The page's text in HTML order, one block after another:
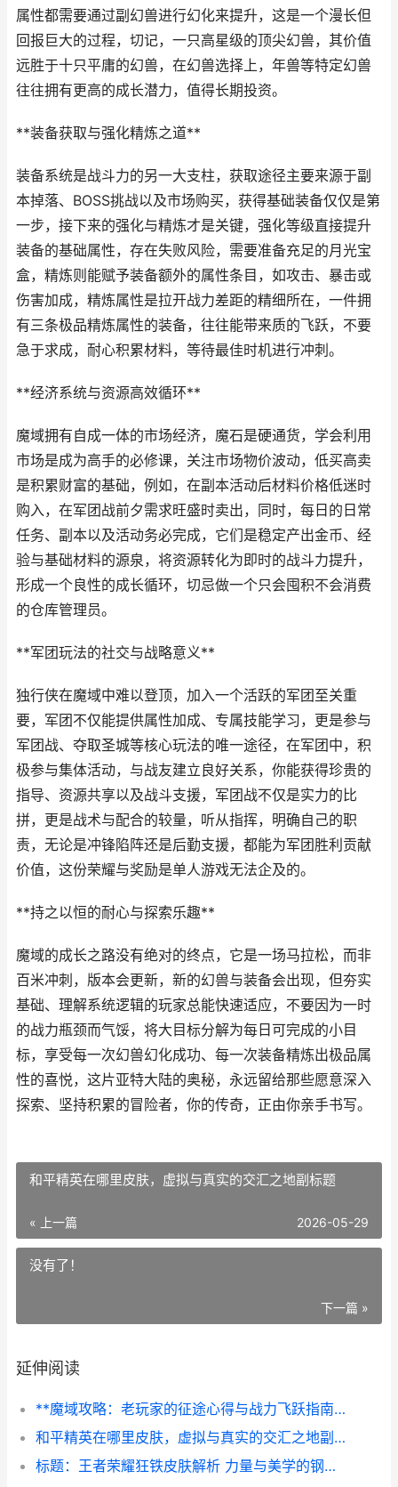
属性都需要通过副幻兽进行幻化来提升，这是一个漫长但
回报巨大的过程，切记，一只高星级的顶尖幻兽，其价值
远胜于十只平庸的幻兽，在幻兽选择上，年兽等特定幻兽
往往拥有更高的成长潜力，值得长期投资。
**装备获取与强化精炼之道**
装备系统是战斗力的另一大支柱，获取途径主要来源于副
本掉落、BOSS挑战以及市场购买，获得基础装备仅仅是第
一步，接下来的强化与精炼才是关键，强化等级直接提升
装备的基础属性，存在失败风险，需要准备充足的月光宝
盒，精炼则能赋予装备额外的属性条目，如攻击、暴击或
伤害加成，精炼属性是拉开战力差距的精细所在，一件拥
有三条极品精炼属性的装备，往往能带来质的飞跃，不要
急于求成，耐心积累材料，等待最佳时机进行冲刺。
**经济系统与资源高效循环**
魔域拥有自成一体的市场经济，魔石是硬通货，学会利用
市场是成为高手的必修课，关注市场物价波动，低买高卖
是积累财富的基础，例如，在副本活动后材料价格低迷时
购入，在军团战前夕需求旺盛时卖出，同时，每日的日常
任务、副本以及活动务必完成，它们是稳定产出金币、经
验与基础材料的源泉，将资源转化为即时的战斗力提升，
形成一个良性的成长循环，切忌做一个只会囤积不会消费
的仓库管理员。
**军团玩法的社交与战略意义**
独行侠在魔域中难以登顶，加入一个活跃的军团至关重
要，军团不仅能提供属性加成、专属技能学习，更是参与
军团战、夺取圣城等核心玩法的唯一途径，在军团中，积
极参与集体活动，与战友建立良好关系，你能获得珍贵的
指导、资源共享以及战斗支援，军团战不仅是实力的比
拼，更是战术与配合的较量，听从指挥，明确自己的职
责，无论是冲锋陷阵还是后勤支援，都能为军团胜利贡献
价值，这份荣耀与奖励是单人游戏无法企及的。
**持之以恒的耐心与探索乐趣**
魔域的成长之路没有绝对的终点，它是一场马拉松，而非
百米冲刺，版本会更新，新的幻兽与装备会出现，但夯实
基础、理解系统逻辑的玩家总能快速适应，不要因为一时
的战力瓶颈而气馁，将大目标分解为每日可完成的小目
标，享受每一次幻兽幻化成功、每一次装备精炼出极品属
性的喜悦，这片亚特大陆的奥秘，永远留给那些愿意深入
探索、坚持积累的冒险者，你的传奇，正由你亲手书写。
和平精英在哪里皮肤，虚拟与真实的交汇之地副标题
« 上一篇 2026-05-29
没有了！
下一篇 »
延伸阅读
**魔域攻略：老玩家的征途心得与战力飞跃指南**
和平精英在哪里皮肤，虚拟与真实的交汇之地副标题
标题：王者荣耀狂铁皮肤解析 力量与美学的钢铁战歌副标题：从废土到荣耀的铠甲之路